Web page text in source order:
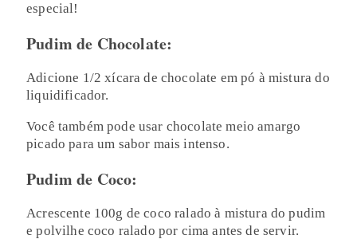
especial!
Pudim de Chocolate:
Adicione 1/2 xícara de chocolate em pó à mistura do
liquidificador.
Você também pode usar chocolate meio amargo
picado para um sabor mais intenso.
Pudim de Coco:
Acrescente 100g de coco ralado à mistura do pudim
e polvilhe coco ralado por cima antes de servir.